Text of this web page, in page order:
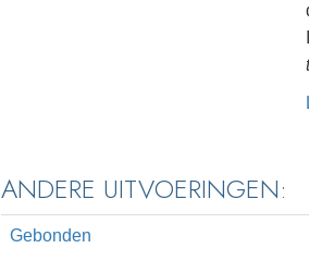
ANDERE UITVOERINGEN:
Gebonden